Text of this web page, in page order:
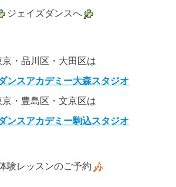
ジェイズダンスへ
京・品川区・大田区は
ンスアカデミー大森スタジオ
京・豊島区・文京区は
ンスアカデミー駒込スタジオ
験レッスンのご予約